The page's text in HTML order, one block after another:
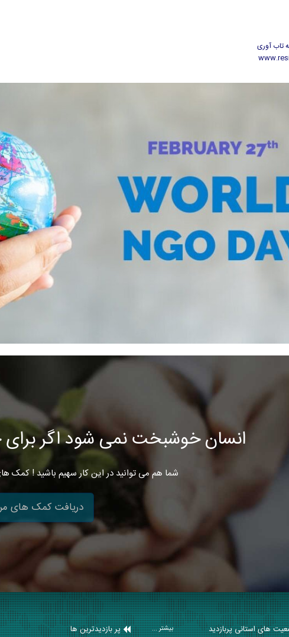
تاب آوری
انسان خوشبخت نمی شود اگر
شما هم می توانید در این کار سهیم باشید ! کمک
دریافت کمک های
های استانی پربازدید بیشتر ... پر بازدیدترین ها